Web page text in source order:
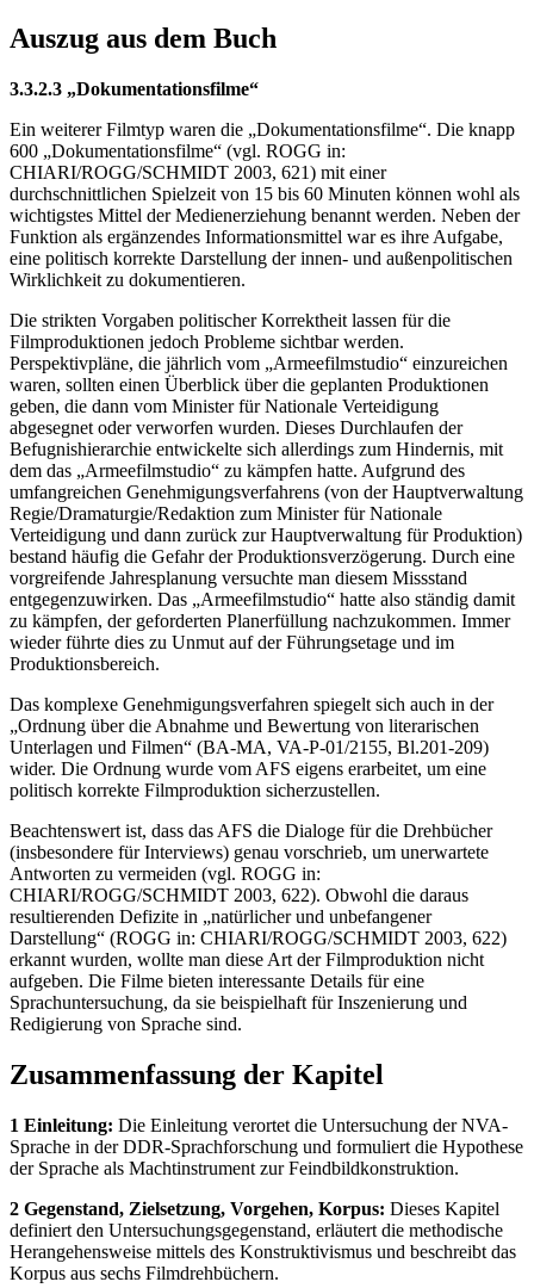
Auszug aus dem Buch
3.3.2.3 „Dokumentationsfilme“
Ein weiterer Filmtyp waren die „Dokumentationsfilme“. Die knapp
600 „Dokumentationsfilme“ (vgl. ROGG in:
CHIARI/ROGG/SCHMIDT 2003, 621) mit einer
durchschnittlichen Spielzeit von 15 bis 60 Minuten können wohl als
wichtigstes Mittel der Medienerziehung benannt werden. Neben der
Funktion als ergänzendes Informationsmittel war es ihre Aufgabe,
eine politisch korrekte Darstellung der innen- und außenpolitischen
Wirklichkeit zu dokumentieren.
Die strikten Vorgaben politischer Korrektheit lassen für die
Filmproduktionen jedoch Probleme sichtbar werden.
Perspektivpläne, die jährlich vom „Armeefilmstudio“ einzureichen
waren, sollten einen Überblick über die geplanten Produktionen
geben, die dann vom Minister für Nationale Verteidigung
abgesegnet oder verworfen wurden. Dieses Durchlaufen der
Befugnishierarchie entwickelte sich allerdings zum Hindernis, mit
dem das „Armeefilmstudio“ zu kämpfen hatte. Aufgrund des
umfangreichen Genehmigungsverfahrens (von der Hauptverwaltung
Regie/Dramaturgie/Redaktion zum Minister für Nationale
Verteidigung und dann zurück zur Hauptverwaltung für Produktion)
bestand häufig die Gefahr der Produktionsverzögerung. Durch eine
vorgreifende Jahresplanung versuchte man diesem Missstand
entgegenzuwirken. Das „Armeefilmstudio“ hatte also ständig damit
zu kämpfen, der geforderten Planerfüllung nachzukommen. Immer
wieder führte dies zu Unmut auf der Führungsetage und im
Produktionsbereich.
Das komplexe Genehmigungsverfahren spiegelt sich auch in der
„Ordnung über die Abnahme und Bewertung von literarischen
Unterlagen und Filmen“ (BA-MA, VA-P-01/2155, Bl.201-209)
wider. Die Ordnung wurde vom AFS eigens erarbeitet, um eine
politisch korrekte Filmproduktion sicherzustellen.
Beachtenswert ist, dass das AFS die Dialoge für die Drehbücher
(insbesondere für Interviews) genau vorschrieb, um unerwartete
Antworten zu vermeiden (vgl. ROGG in:
CHIARI/ROGG/SCHMIDT 2003, 622). Obwohl die daraus
resultierenden Defizite in „natürlicher und unbefangener
Darstellung“ (ROGG in: CHIARI/ROGG/SCHMIDT 2003, 622)
erkannt wurden, wollte man diese Art der Filmproduktion nicht
aufgeben. Die Filme bieten interessante Details für eine
Sprachuntersuchung, da sie beispielhaft für Inszenierung und
Redigierung von Sprache sind.
Zusammenfassung der Kapitel
1 Einleitung: Die Einleitung verortet die Untersuchung der NVA-
Sprache in der DDR-Sprachforschung und formuliert die Hypothese
der Sprache als Machtinstrument zur Feindbildkonstruktion.
2 Gegenstand, Zielsetzung, Vorgehen, Korpus: Dieses Kapitel
definiert den Untersuchungsgegenstand, erläutert die methodische
Herangehensweise mittels des Konstruktivismus und beschreibt das
Korpus aus sechs Filmdrehbüchern.